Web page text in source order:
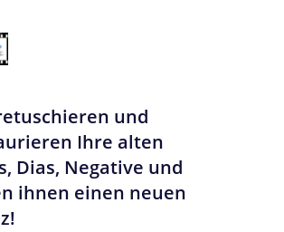
und
Ihre alten
Dias, Negative und
ihnen einen neuen